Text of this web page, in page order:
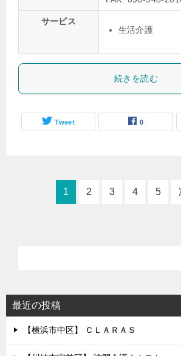
サービス
生活介護
続きを読む
Tweet 0
1 2 3 4 5
最近の投稿
【横浜市中区】 ＣＬＡＲＡＳ